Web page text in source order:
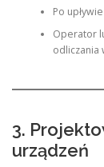
Po
Operator
odliczania
3.
urządzeń